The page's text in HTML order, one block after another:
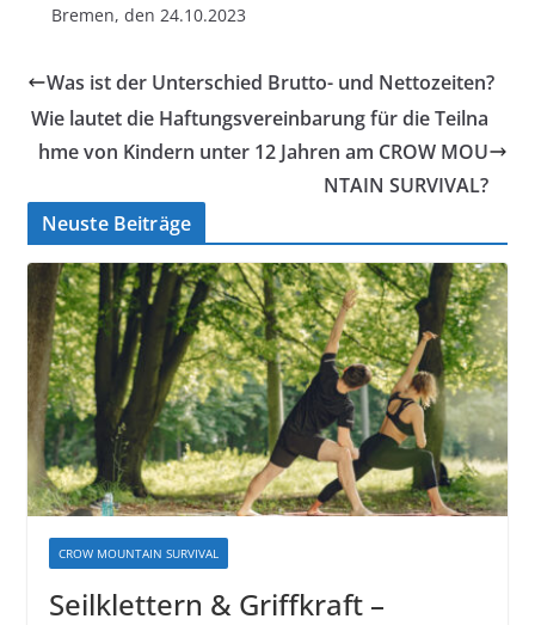
Bremen, den 24.10.2023
Was ist der Unterschied Brutto- und Nettozeiten?
Wie lautet die Haftungsvereinbarung für die Teilna
hme von Kindern unter 12 Jahren am CROW MOU
NTAIN SURVIVAL?
Neuste Beiträge
CROW MOUNTAIN SURVIVAL
Seilklettern & Griffkraft –